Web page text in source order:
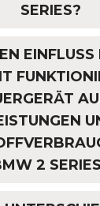
SERIES?
EINFLUSS
2